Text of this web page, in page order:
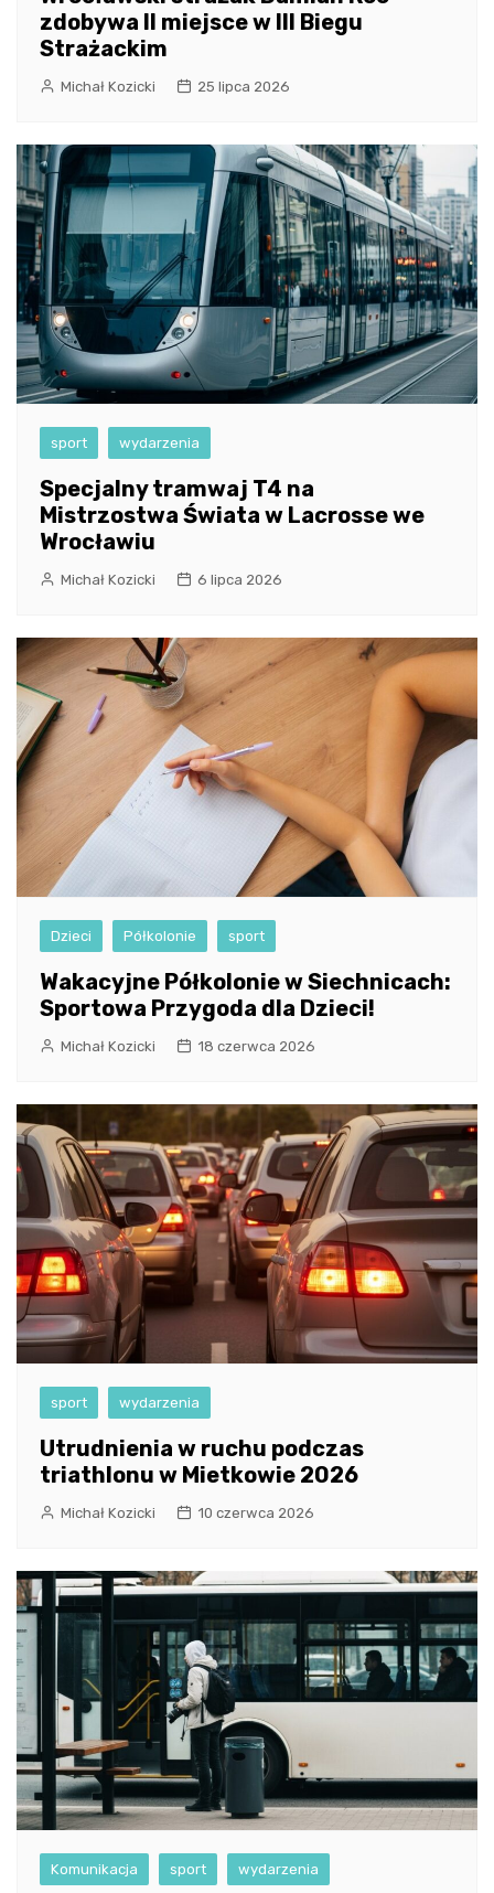
zdobywa II miejsce w III Biegu
Strażackim
Michał Kozicki 25 lipca 2026
sport wydarzenia
Specjalny tramwaj T4 na
Mistrzostwa Świata w Lacrosse we
Wrocławiu
Michał Kozicki 6 lipca 2026
Dzieci Półkolonie sport
Wakacyjne Półkolonie w Siechnicach:
Sportowa Przygoda dla Dzieci!
Michał Kozicki 18 czerwca 2026
sport wydarzenia
Utrudnienia w ruchu podczas
triathlonu w Mietkowie 2026
Michał Kozicki 10 czerwca 2026
Komunikacja sport wydarzenia